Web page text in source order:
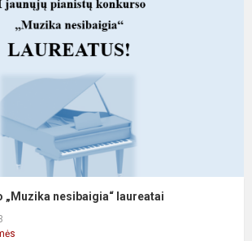
„Muzika nesibaigia“ laureatai